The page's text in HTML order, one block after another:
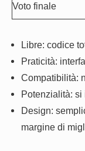
Voto finale
Libre: codice
Praticità:
Compatibilità:
Potenzialità: si
Design:
margine di